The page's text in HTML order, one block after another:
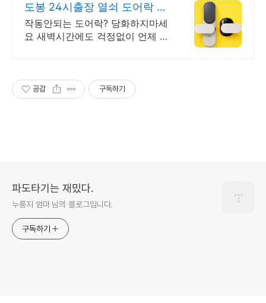
도봉 24시출장 열쇠 도어락 무
파손개문 잠긴문 24시출동
작동안되는 도어락? 당화하지마세
요 새벽시간에도 걱정없이 언제 어
공감 구독하기
파도타기는 재밌다.
누룽지 엄마 님의 블로그입니다.
구독하기